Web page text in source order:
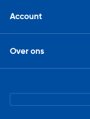
Account
Over ons